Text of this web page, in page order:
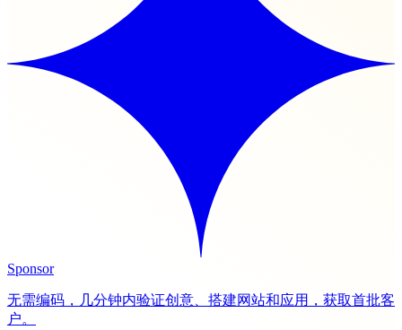
Sponsor
无需编码，几分钟内验证创意、搭建网站和应用，获取首批客
户。